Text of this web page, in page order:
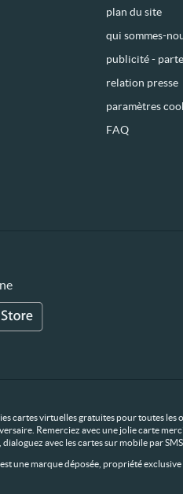
plan du site
qui sommes-
publicité -
relation presse
paramètres
FAQ
cartes virtuelles gratuites pour toutes
Remerciez avec une jolie carte
avec les cartes sur mobile par
une marque déposée, propriété